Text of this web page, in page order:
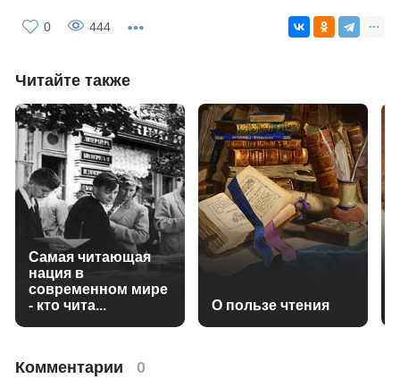
0 444
Читайте также
Самая читающая
нация в
современном мире
- кто чита...
О пользе чтения
Комментарии 0